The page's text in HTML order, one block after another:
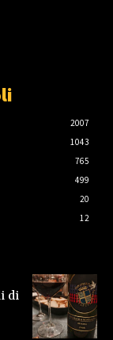
2007
1043
765
499
20
12
di